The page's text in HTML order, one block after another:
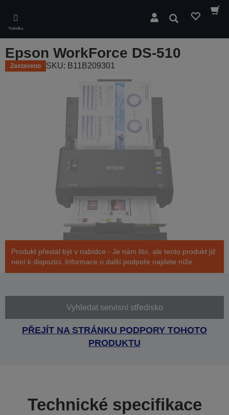
main
content
Nabídka
Hledat
Epson WorkForce DS-510
Zastaveno SKU: B11B209301
Produkt přestal být v nabídce - Je nám líto, ale tento produkt již
není k dispozici. Informace o další podpoře najdete níže.
Vyhledat servisní středisko
PŘEJÍT NA STRÁNKU PODPORY TOHOTO
PRODUKTU
Technické specifikace